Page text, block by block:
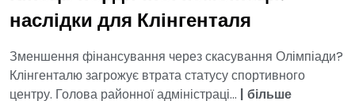
наслідки для Клінгенталя
Зменшення фінансування через скасування Олімпіади?
Клінгенталю загрожує втрата статусу спортивного
центру. Голова районної адміністраці... | більше